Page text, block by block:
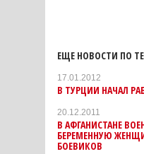
ЕЩЕ НОВОСТИ ПО
17.01.2012
В ТУРЦИИ НАЧАЛ
20.12.2011
В АФГАНИСТАНЕ
БЕРЕМЕННУЮ
БОЕВИКОВ